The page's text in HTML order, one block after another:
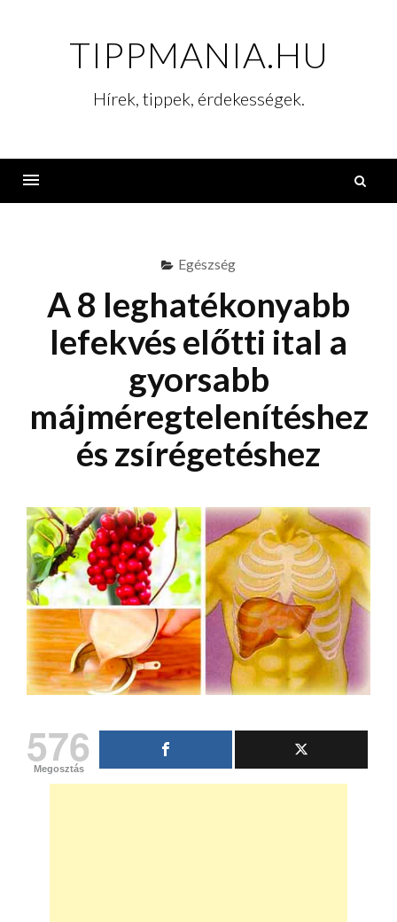
TIPPMANIA.HU
Hírek, tippek, érdekességek.
Egészség
A 8 leghatékonyabb
lefekvés előtti ital a
gyorsabb
májméregtelenítéshez
és zsírégetéshez
576
Megosztás